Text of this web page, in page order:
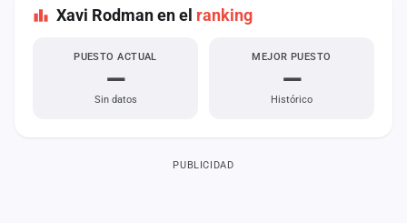
Xavi Rodman en el ranking
PUESTO ACTUAL
—
Sin datos
MEJOR PUESTO
—
Histórico
PUBLICIDAD